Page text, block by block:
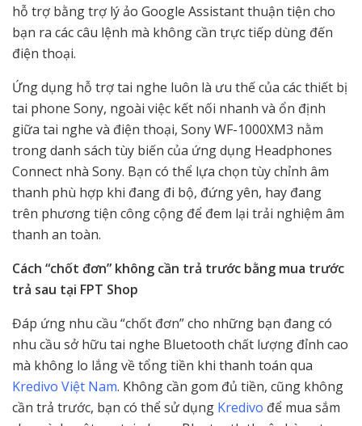
hỗ trợ bằng trợ lý ảo Google Assistant thuận tiện cho
bạn ra các câu lệnh mà không cần trực tiếp dùng đến
điện thoại.
Ứng dụng hỗ trợ tai nghe luôn là ưu thế của các thiết bị
tai phone Sony, ngoài việc kết nối nhanh và ổn định
giữa tai nghe và điện thoại, Sony WF-1000XM3 nằm
trong danh sách tùy biến của ứng dụng Headphones
Connect nhà Sony. Bạn có thể lựa chọn tùy chỉnh âm
thanh phù hợp khi đang đi bộ, đứng yên, hay đang
trên phương tiện công cộng để đem lại trải nghiệm âm
thanh an toàn.
Cách “chốt đơn” không cần trả trước bằng mua trước
trả sau tại FPT Shop
Đáp ứng nhu cầu “chốt đơn” cho những bạn đang có
nhu cầu sở hữu tai nghe Bluetooth chất lượng đỉnh cao
mà không lo lắng về tổng tiền khi thanh toán qua
Kredivo Việt Nam. Không cần gom đủ tiền, cũng không
cần trả trước, bạn có thể sử dụng Kredivo để mua sắm